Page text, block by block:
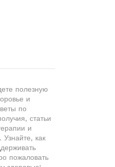
полезную
и
по
статьи
и
как
пожаловать